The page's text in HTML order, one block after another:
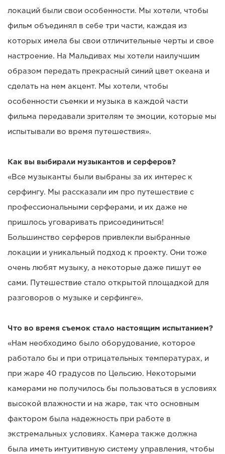
локаций были свои особенности. Мы хотели, чтобы
фильм объединял в себе три части, каждая из
которых имела бы свои отличительные черты и свое
настроение. На Мальдивах мы хотели наилучшим
образом передать прекрасный синий цвет океана и
сделать на нем акцент. Мы хотели, чтобы
особенности съемки и музыка в каждой части
фильма передавали зрителям те эмоции, которые мы
испытывали во время путешествия».
Как вы выбирали музыкантов и серферов?
«Все музыканты были выбраны за их интерес к
серфингу. Мы рассказали им про путешествие с
профессиональными серферами, и их даже не
пришлось уговаривать присоединиться!
Большинство серферов привлекли выбранные
локации и уникальный подход к проекту. Они тоже
очень любят музыку, а некоторые даже пишут ее
сами. Путешествие стало открытой площадкой для
разговоров о музыке и серфинге».
Что во время съемок стало настоящим испытанием?
«Нам необходимо было оборудование, которое
работало бы и при отрицательных температурах, и
при жаре 40 градусов по Цельсию. Некоторыми
камерами не получилось бы пользоваться в условиях
высокой влажности и на жаре, так что основным
фактором была надежность при работе в
экстремальных условиях. Камера также должна
была иметь интуитивную систему управления, чтобы